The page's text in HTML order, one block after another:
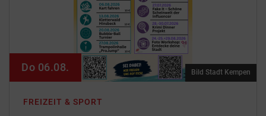
FREIZEIT & SPORT
Do 06.08. Bild Stadt Kempen